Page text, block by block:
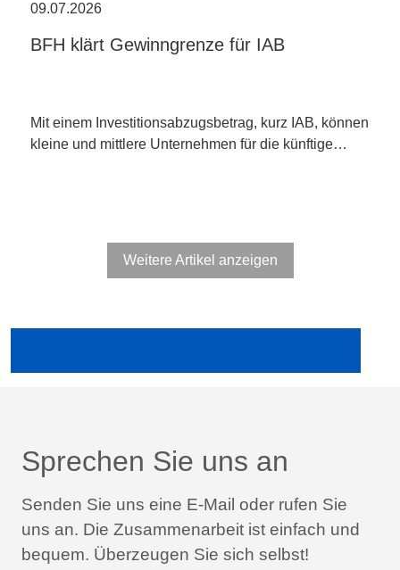
09.07.2026
BFH klärt Gewinngrenze für IAB
Mit einem Investitionsabzugsbetrag, kurz IAB, können
kleine und mittlere Unternehmen für die künftige…
Weitere Artikel anzeigen
Sprechen Sie uns an
Senden Sie uns eine E-Mail oder rufen Sie
uns an. Die Zusammenarbeit ist einfach und
bequem. Überzeugen Sie sich selbst!